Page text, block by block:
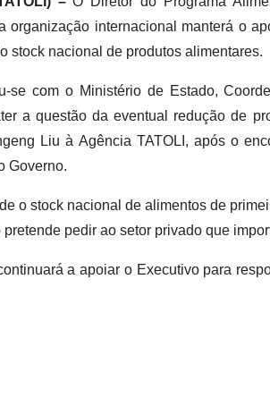
organização internacional manterá o
stock nacional de produtos alimentares.
se com o Ministério de Estado,
a questão da eventual redução de
Liu à Agência TATOLI, após o
Governo.
o stock nacional de alimentos de
pedir ao setor privado que
a apoiar o Executivo para